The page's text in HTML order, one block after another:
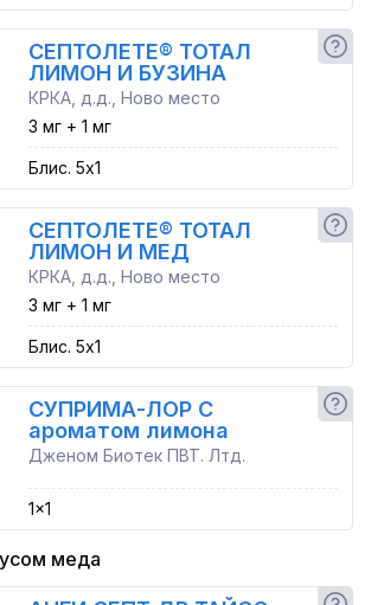
СЕПТОЛЕТЕ® ТОТАЛ
ЛИМОН И БУЗИНА
КРКА, д.д., Ново место
3 мг + 1 мг
Блис. 5x1
СЕПТОЛЕТЕ® ТОТАЛ
ЛИМОН И МЕД
КРКА, д.д., Ново место
3 мг + 1 мг
Блис. 5x1
СУПРИМА-ЛОР С
ароматом лимона
Дженом Биотек ПВТ. Лтд.
1x1
меда